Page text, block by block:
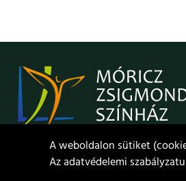
© 2021. Móricz Zsigmond Színház
A weboldalon sütiket
Az adatvédelemi